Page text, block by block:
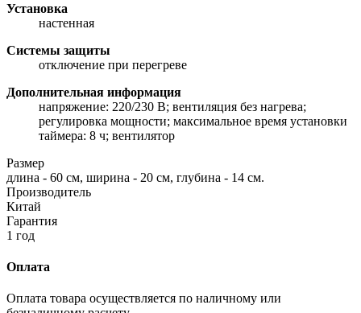
Установка
настенная
Системы защиты
отключение при перегреве
Дополнительная информация
напряжение: 220/230 В; вентиляция без нагрева;
регулировка мощности; максимальное время установки
таймера: 8 ч; вентилятор
Размер
длина - 60 см, ширина - 20 см, глубина - 14 см.
Производитель
Китай
Гарантия
1 год
Оплата
Оплата товара осуществляется по наличному или